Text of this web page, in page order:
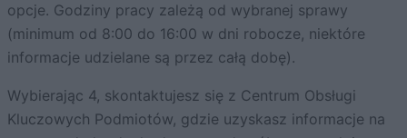
opcje. Godziny pracy zależą od wybranej sprawy
(minimum od 8:00 do 16:00 w dni robocze, niektóre
informacje udzielane są przez całą dobę).
Wybierając 4, skontaktujesz się z Centrum Obsługi
Kluczowych Podmiotów, gdzie uzyskasz informacje na